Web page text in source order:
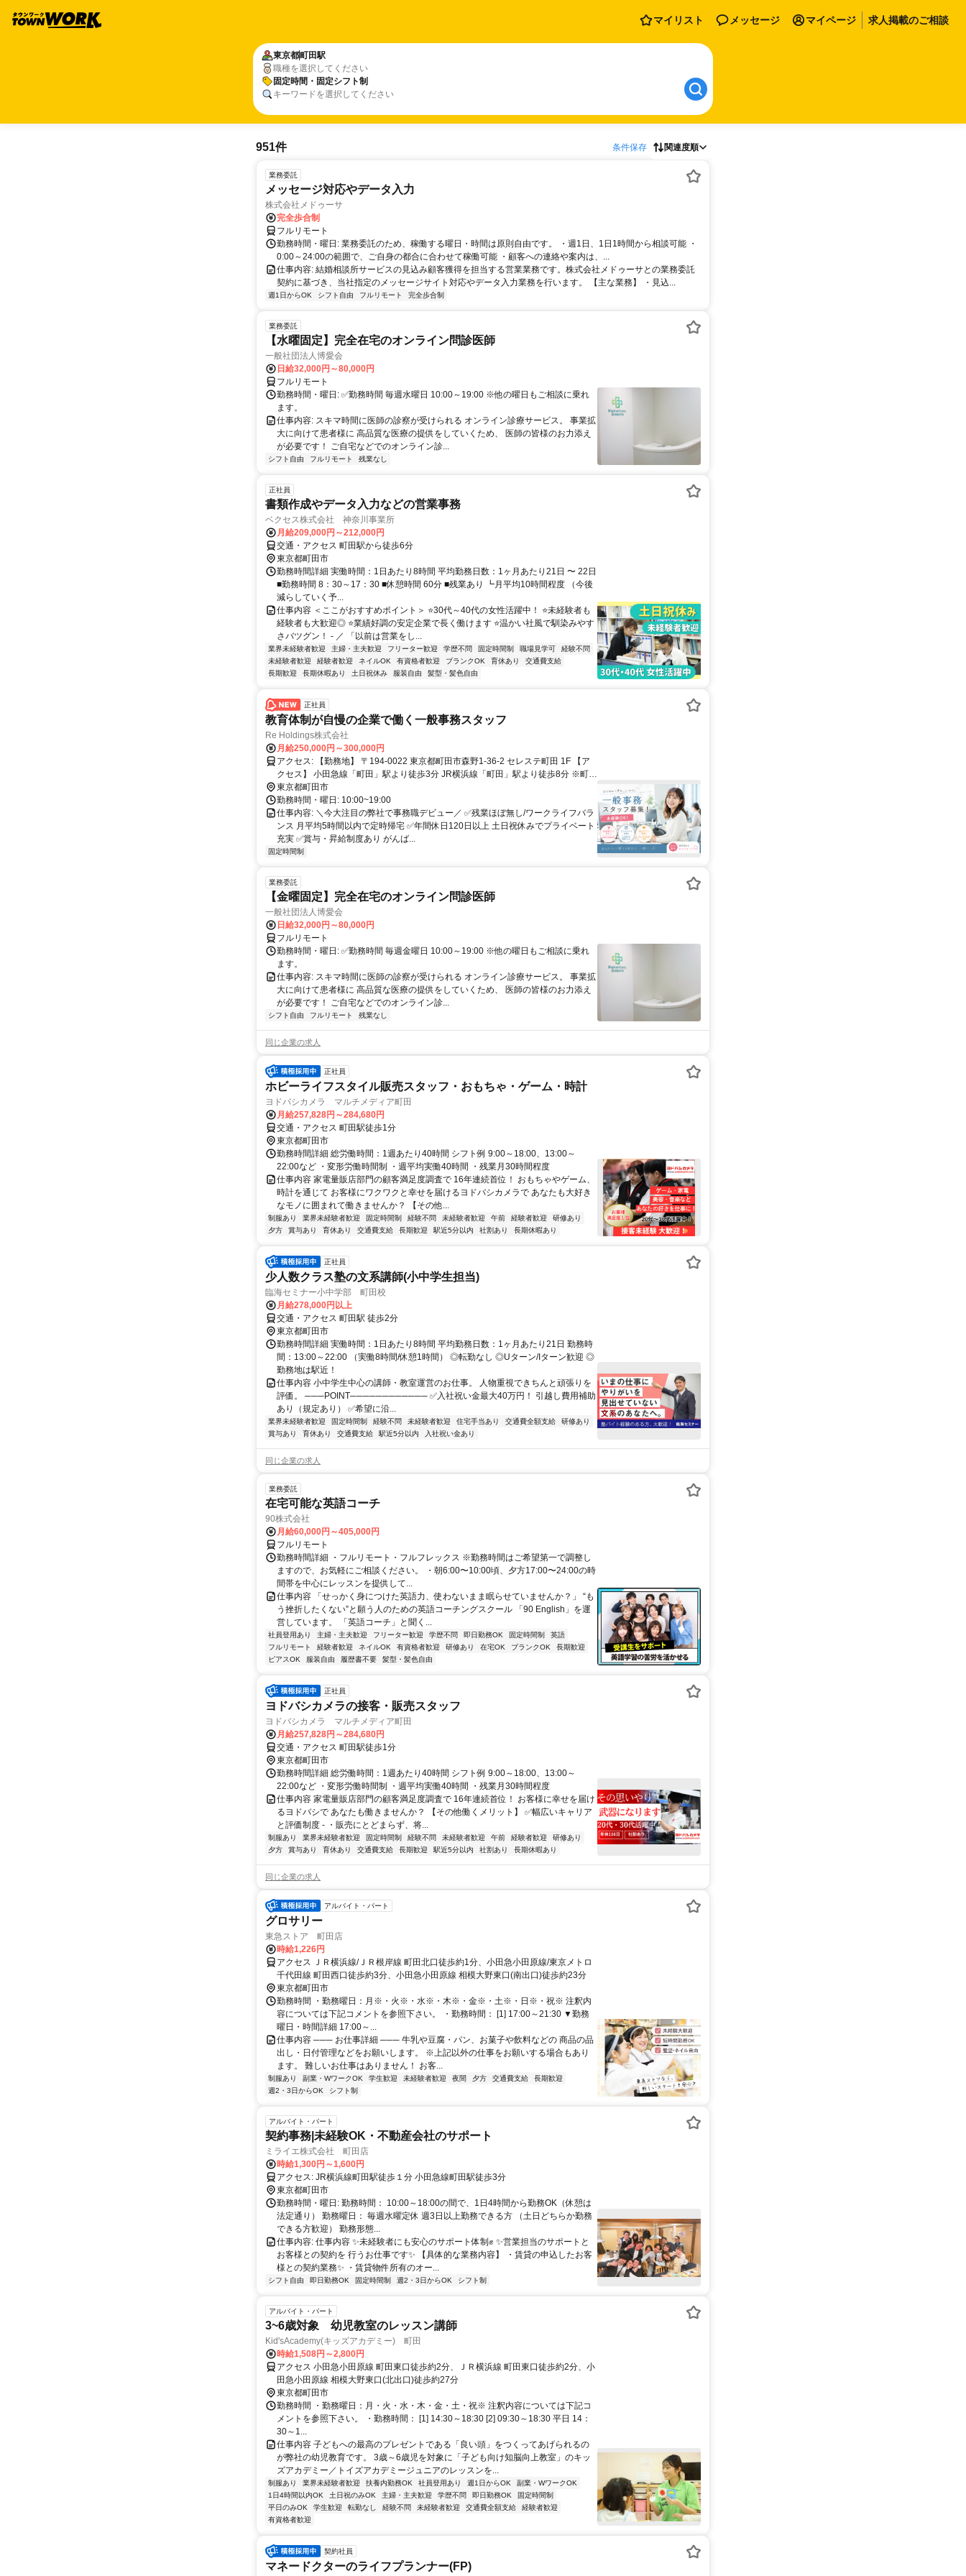
マイリスト メッセージ マイページ 求人掲載のご相談
東京都町田駅
職種を選択してください
固定時間・固定シフト制
キーワードを選択してください
951件 条件保存 関連度順
業務委託
メッセージ対応やデータ入力
株式会社メドゥーサ
完全歩合制
フルリモート
勤務時間・曜日: 業務委託のため、稼働する曜日・時間は原則自由です。 ・週1日、1日1時間から相談可能 ・
0:00～24:00の範囲で、ご自身の都合に合わせて稼働可能 ・顧客への連絡や案内は、...
仕事内容: 結婚相談所サービスの見込み顧客獲得を担当する営業業務です。株式会社メドゥーサとの業務委託
契約に基づき、当社指定のメッセージサイト対応やデータ入力業務を行います。 【主な業務】 ・見込...
週1日からOK シフト自由 フルリモート 完全歩合制
業務委託
【水曜固定】完全在宅のオンライン問診医師
一般社団法人博愛会
日給32,000円～80,000円
フルリモート
勤務時間・曜日: ✅勤務時間 毎週水曜日 10:00～19:00 ※他の曜日もご相談に乗れ
ます。
仕事内容: スキマ時間に医師の診察が受けられる オンライン診療サービス。 事業拡
大に向けて患者様に 高品質な医療の提供をしていくため、 医師の皆様のお力添え
が必要です！ ご自宅などでのオンライン診...
シフト自由 フルリモート 残業なし
正社員
書類作成やデータ入力などの営業事務
ベクセス株式会社 神奈川事業所
月給209,000円～212,000円
交通・アクセス 町田駅から徒歩6分
東京都町田市
勤務時間詳細 実働時間：1日あたり8時間 平均勤務日数：1ヶ月あたり21日 〜 22日
■勤務時間 8：30～17：30 ■休憩時間 60分 ■残業あり ┗月平均10時間程度 （今後
減らしていく予...
仕事内容 ＜ここがおすすめポイント＞ ⭐30代～40代の女性活躍中！ ⭐未経験者も
経験者も大歓迎◎ ⭐業績好調の安定企業で長く働けます ⭐温かい社風で馴染みやす
さバツグン！ - ／ 「以前は営業をし...
業界未経験者歓迎 主婦・主夫歓迎 フリーター歓迎 学歴不問 固定時間制 職場見学可
経験不問
未経験者歓迎
経験者歓迎 ネイルOK 有資格者歓迎 ブランクOK 育休あり
交通費支給
長期歓迎
長期休暇あり 土日祝休み 服装自由 髪型・髪色自由
正社員
教育体制が自慢の企業で働く一般事務スタッフ
Re Holdings株式会社
月給250,000円～300,000円
アクセス: 【勤務地】 〒194-0022 東京都町田市森野1-36-2 セレステ町田 1F 【ア
クセス】 小田急線「町田」駅より徒歩3分 JR横浜線「町田」駅より徒歩8分 ※町田
バスセンターすぐ／2路線利用可
東京都町田市
勤務時間・曜日: 10:00~19:00
仕事内容: ＼今大注目の弊社で事務職デビュー／ ✅残業ほぼ無し/ワークライフバラ
ンス 月平均5時間以内で定時帰宅 ✅年間休日120日以上 土日祝休みでプライベート
充実 ✅賞与・昇給制度あり がんば...
固定時間制
業務委託
【金曜固定】完全在宅のオンライン問診医師
一般社団法人博愛会
日給32,000円～80,000円
フルリモート
勤務時間・曜日: ✅勤務時間 毎週金曜日 10:00～19:00 ※他の曜日もご相談に乗れ
ます。
仕事内容: スキマ時間に医師の診察が受けられる オンライン診療サービス。 事業拡
大に向けて患者様に 高品質な医療の提供をしていくため、 医師の皆様のお力添え
が必要です！ ご自宅などでのオンライン診...
シフト自由 フルリモート 残業なし
同じ企業の求人
正社員
ホビーライフスタイル販売スタッフ・おもちゃ・ゲーム・時計
ヨドバシカメラ マルチメディア町田
月給257,828円～284,680円
交通・アクセス 町田駅徒歩1分
東京都町田市
勤務時間詳細 総労働時間：1週あたり40時間 シフト例 9:00～18:00、13:00～
22:00など ・変形労働時間制 ・週平均実働40時間 ・残業月30時間程度
仕事内容 家電量販店部門の顧客満足度調査で 16年連続首位！ おもちゃやゲーム、
時計を通じて お客様にワクワクと幸せを届けるヨドバシカメラで あなたも大好き
なモノに囲まれて働きませんか？ 【その他...
制服あり 業界未経験者歓迎 固定時間制 経験不問 未経験者歓迎 午前 経験者歓迎
研修あり
夕方
賞与あり 育休あり 交通費支給 長期歓迎 駅近5分以内 社割あり 長期休暇あり
正社員
少人数クラス塾の文系講師(小中学生担当)
臨海セミナー小中学部 町田校
月給278,000円以上
交通・アクセス 町田駅 徒歩2分
東京都町田市
勤務時間詳細 実働時間：1日あたり8時間 平均勤務日数：1ヶ月あたり21日 勤務時
間：13:00～22:00 （実働8時間/休憩1時間） ◎転勤なし ◎Uターン/Iターン歓迎 ◎
勤務地は駅近！
仕事内容 小中学生中心の講師・教室運営のお仕事。 人物重視できちんと頑張りを
評価。 ───POINT──────────── ✅入社祝い金最大40万円！ 引越し費用補助
あり（規定あり） ✅希望に沿...
業界未経験者歓迎 固定時間制 経験不問 未経験者歓迎 住宅手当あり 交通費全額支給
研修あり
賞与あり
育休あり 交通費支給 駅近5分以内 入社祝い金あり
同じ企業の求人
業務委託
在宅可能な英語コーチ
90株式会社
月給60,000円～405,000円
フルリモート
勤務時間詳細 ・フルリモート・フルフレックス ※勤務時間はご希望第一で調整し
ますので、お気軽にご相談ください。 ・朝6:00〜10:00頃、夕方17:00〜24:00の時
間帯を中心にレッスンを提供して...
仕事内容 「せっかく身につけた英語力、使わないまま眠らせていませんか？」 “も
う挫折したくない”と願う人のための英語コーチングスクール 「90 English」を運
営しています。 「英語コーチ」と聞く...
社員登用あり 主婦・主夫歓迎 フリーター歓迎 学歴不問 即日勤務OK 固定時間制
英語
フルリモート
経験者歓迎 ネイルOK 有資格者歓迎 研修あり 在宅OK ブランクOK
長期歓迎
ピアスOK
服装自由 履歴書不要 髪型・髪色自由
正社員
ヨドバシカメラの接客・販売スタッフ
ヨドバシカメラ マルチメディア町田
月給257,828円～284,680円
交通・アクセス 町田駅徒歩1分
東京都町田市
勤務時間詳細 総労働時間：1週あたり40時間 シフト例 9:00～18:00、13:00～
22:00など ・変形労働時間制 ・週平均実働40時間 ・残業月30時間程度
仕事内容 家電量販店部門の顧客満足度調査で 16年連続首位！ お客様に幸せを届け
るヨドバシで あなたも働きませんか？ 【その他働くメリット】 ✅幅広いキャリア
と評価制度 - ・販売にとどまらず、将...
制服あり 業界未経験者歓迎 固定時間制 経験不問 未経験者歓迎 午前 経験者歓迎
研修あり
夕方
賞与あり 育休あり 交通費支給 長期歓迎 駅近5分以内 社割あり 長期休暇あり
同じ企業の求人
アルバイト・パート
グロサリー
東急ストア 町田店
時給1,226円
アクセス ＪＲ横浜線/ＪＲ根岸線 町田北口徒歩約1分、小田急小田原線/東京メトロ
千代田線 町田西口徒歩約3分、小田急小田原線 相模大野東口(南出口)徒歩約23分
東京都町田市
勤務時間 ・勤務曜日：月※・火※・水※・木※・金※・土※・日※・祝※ 注釈内
容については下記コメントを参照下さい。 ・勤務時間： [1] 17:00～21:30 ▼勤務
曜日・時間詳細 17:00～...
仕事内容 ─── お仕事詳細 ─── 牛乳や豆腐・パン、お菓子や飲料などの 商品の品
出し・日付管理などをお願いします。 ※上記以外の仕事をお願いする場合もあり
ます。 難しいお仕事はありません！ お客...
制服あり 副業・WワークOK 学生歓迎 未経験者歓迎 夜間 夕方 交通費支給
長期歓迎
週2・3日からOK
シフト制
アルバイト・パート
契約事務|未経験OK・不動産会社のサポート
ミライエ株式会社 町田店
時給1,300円～1,600円
アクセス: JR横浜線町田駅徒歩１分 小田急線町田駅徒歩3分
東京都町田市
勤務時間・曜日: 勤務時間： 10:00～18:00の間で、1日4時間から勤務OK（休憩は
法定通り） 勤務曜日： 毎週水曜定休 週3日以上勤務できる方 （土日どちらか勤務
できる方歓迎） 勤務形態...
仕事内容: 仕事内容 ✨未経験者にも安心のサポート体制✊ ✨営業担当のサポートと
お客様との契約を 行うお仕事です✨ 【具体的な業務内容】 ・賃貸の申込したお客
様との契約業務✨ ・賃貸物件所有のオー...
シフト自由 即日勤務OK 固定時間制 週2・3日からOK シフト制
アルバイト・パート
3~6歳対象 幼児教室のレッスン講師
Kid'sAcademy(キッズアカデミー) 町田
時給1,508円～2,800円
アクセス 小田急小田原線 町田東口徒歩約2分、ＪＲ横浜線 町田東口徒歩約2分、小
田急小田原線 相模大野東口(北出口)徒歩約27分
東京都町田市
勤務時間 ・勤務曜日：月・火・水・木・金・土・祝※ 注釈内容については下記コ
メントを参照下さい。 ・勤務時間： [1] 14:30～18:30 [2] 09:30～18:30 平日 14：
30～1...
仕事内容 子どもへの最高のプレゼントである「良い頭」をつくってあげられるの
が弊社の幼児教育です。 3歳～6歳児を対象に「子ども向け知脳向上教室」のキッ
ズアカデミー／トイズアカデミージュニアのレッスンを...
制服あり 業界未経験者歓迎 扶養内勤務OK 社員登用あり 週1日からOK
副業・WワークOK
1日4時間以内OK
土日祝のみOK 主婦・主夫歓迎 学歴不問 即日勤務OK
固定時間制
平日のみOK
学生歓迎 転勤なし 経験不問 未経験者歓迎 交通費全額支給
経験者歓迎
有資格者歓迎
契約社員
マネードクターのライフプランナー(FP)